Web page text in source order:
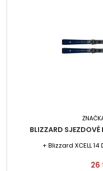
BLIZZARD SJEZDOVÉ
+ Blizzard XCELL
26